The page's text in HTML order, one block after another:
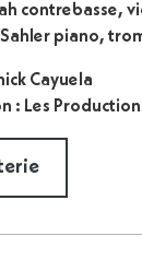
contrebasse,
Sahler piano,
Cayuela
: Les